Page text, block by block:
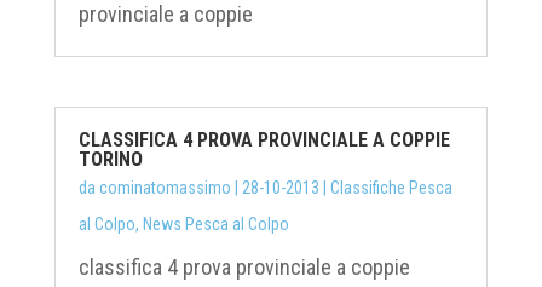
provinciale a coppie
CLASSIFICA 4 PROVA PROVINCIALE A COPPIE
TORINO
da cominatomassimo 28-10-2013
Classifiche Pesca
al Colpo, News Pesca al Colpo
classifica 4 prova provinciale a coppie